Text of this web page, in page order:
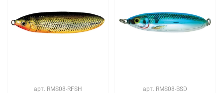
арт. RMS08-RFSH арт. RMS08-BSD